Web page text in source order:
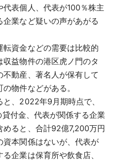
表個人、代表が100％株主
業など疑いの声があがる
資金などの需要は比較的
益物件の港区虎ノ門のタ
動産、著名人が保有して
物件などがある。
、2022年9月期時点で、
付金、代表が関係する企業
めると、合計92億7,200万円
資本関係はないが、代表が
企業は保育所や飲食店、